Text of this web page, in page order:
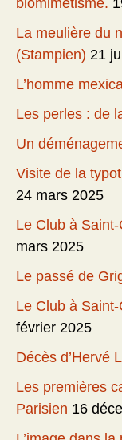
biomimétisme.
La meulière du
(Stampien) 21
L’homme
Les perles : de
Un
Visite de la
24 mars 2025
Le Club à
mars 2025
Le passé de
Le Club à
février 2025
Décès d’Hervé
Les premières
Parisien 16